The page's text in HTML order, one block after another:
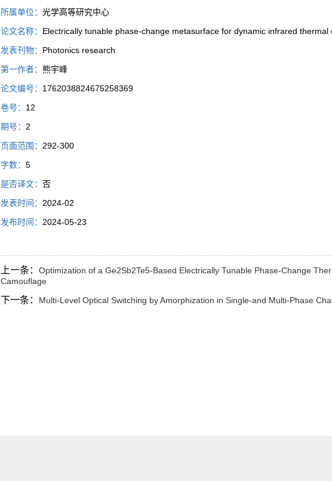
所属单位： 光学高等研究中心
论文名称： Electrically tunable phase-change metasurface for dynamic infrared thermal
发表刊物： Photonics research
第一作者： 熊宇峰
论文编号： 1762038824675258369
卷号： 12
期号： 2
页面范围： 292-300
字数： 5
是否译文： 否
发表时间： 2024-02
发布时间： 2024-05-23
上一条： Optimization of a Ge2Sb2Te5-Based Electrically Tunable Phase-Change
Camouflage
下一条： Multi‐Level Optical Switching by Amorphization in Single‐and Multi‐Phase